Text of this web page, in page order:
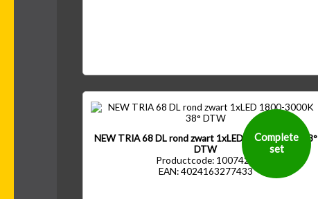
NEW TRIA 68 DL rond zwart 1xLED 1800-3000K 38°
DTW
Productcode: 1007424
EAN: 4024163277433
Complete
set